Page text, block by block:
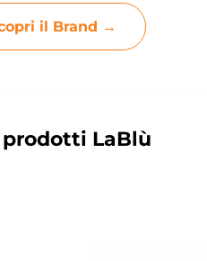
il Brand →
LaBlù